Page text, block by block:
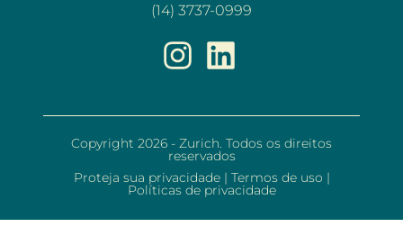
(14) 3737-0999
Copyright 2026 - Zurich. Todos os direitos
reservados
Proteja sua privacidade | Termos de uso |
Políticas de privacidade